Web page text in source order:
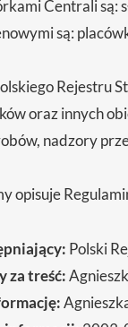
Centrali są:
są:
Rejestru
oraz innych
nadzory
opisuje
Polski
za treść: